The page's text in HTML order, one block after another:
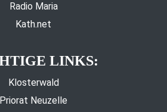
Radio Maria
Kath.net
LINKS:
Klosterwald
Priorat Neuzelle